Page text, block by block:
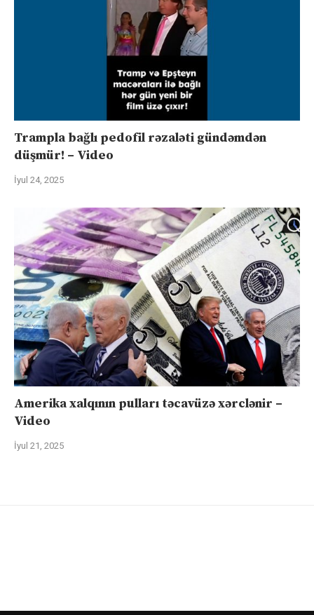
Trampla bağlı pedofil rəzaləti gündəmdən
düşmür! – Video
İyul 24, 2025
Amerika xalqının pulları təcavüzə xərclənir –
Video
İyul 21, 2025